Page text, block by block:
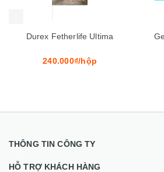
Fetherlife Ultima
240.000₫/hộp
Gel bôi
THÔNG TIN CÔNG TY
HỖ TRỢ KHÁCH HÀNG